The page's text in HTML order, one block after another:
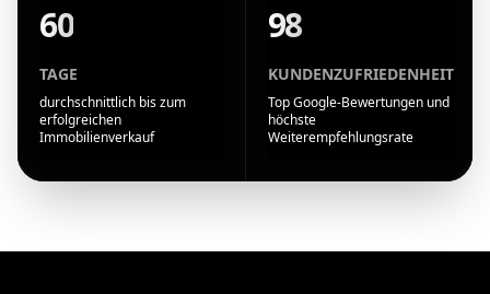
60
TAGE
durchschnittlich bis zum
erfolgreichen
Immobilienverkauf
98
KUNDENZUFRIEDENHEIT
Top Google-Bewertungen und
höchste
Weiterempfehlungsrate